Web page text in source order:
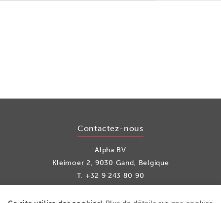
Contactez-nous
Alpha BV
Kleimoer 2, 9030 Gand, Belgique
T. +32 9 243 80 90